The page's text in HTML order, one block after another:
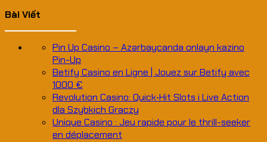
Bài Viết
Pin Up Casino – Azərbaycanda onlayn kazino
Pin-Up
Betify Casino en Ligne | Jouez sur Betify avec
1000 €
Revolution Casino: Quick‑Hit Slots i Live Action
dla Szybkich Graczy
Unique Casino : Jeu rapide pour le thrill-seeker
en déplacement